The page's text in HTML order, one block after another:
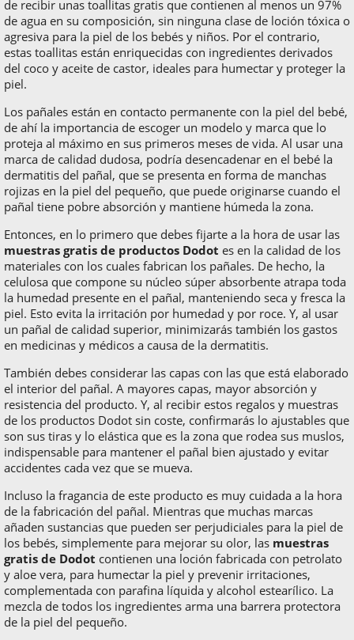
de recibir unas toallitas gratis que contienen al menos un 97%
de agua en su composición, sin ninguna clase de loción tóxica o
agresiva para la piel de los bebés y niños. Por el contrario,
estas toallitas están enriquecidas con ingredientes derivados
del coco y aceite de castor, ideales para humectar y proteger la
piel.
Los pañales están en contacto permanente con la piel del bebé,
de ahí la importancia de escoger un modelo y marca que lo
proteja al máximo en sus primeros meses de vida. Al usar una
marca de calidad dudosa, podría desencadenar en el bebé la
dermatitis del pañal, que se presenta en forma de manchas
rojizas en la piel del pequeño, que puede originarse cuando el
pañal tiene pobre absorción y mantiene húmeda la zona.
Entonces, en lo primero que debes fijarte a la hora de usar las
muestras gratis de productos Dodot es en la calidad de los
materiales con los cuales fabrican los pañales. De hecho, la
celulosa que compone su núcleo súper absorbente atrapa toda
la humedad presente en el pañal, manteniendo seca y fresca la
piel. Esto evita la irritación por humedad y por roce. Y, al usar
un pañal de calidad superior, minimizarás también los gastos
en medicinas y médicos a causa de la dermatitis.
También debes considerar las capas con las que está elaborado
el interior del pañal. A mayores capas, mayor absorción y
resistencia del producto. Y, al recibir estos regalos y muestras
de los productos Dodot sin coste, confirmarás lo ajustables que
son sus tiras y lo elástica que es la zona que rodea sus muslos,
indispensable para mantener el pañal bien ajustado y evitar
accidentes cada vez que se mueva.
Incluso la fragancia de este producto es muy cuidada a la hora
de la fabricación del pañal. Mientras que muchas marcas
añaden sustancias que pueden ser perjudiciales para la piel de
los bebés, simplemente para mejorar su olor, las muestras
gratis de Dodot contienen una loción fabricada con petrolato
y aloe vera, para humectar la piel y prevenir irritaciones,
complementada con parafina líquida y alcohol estearílico. La
mezcla de todos los ingredientes arma una barrera protectora
de la piel del pequeño.